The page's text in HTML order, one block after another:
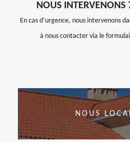
NOUS
En cas d’urgence, nous intervenons
à nous contacter via le
NOUS